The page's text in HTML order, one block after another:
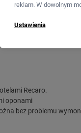
z 1983r.
cena nie zwraca i tak
Recaro.
oponami
bez problemu
reklam. W dowolnym
Ustawienia